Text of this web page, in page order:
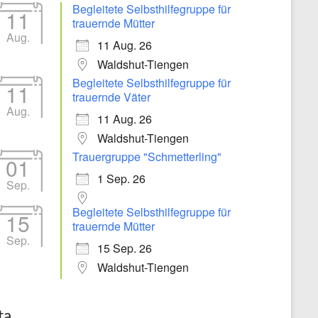
11
Aug.
Begleitete Selbsthilfegruppe für
trauernde Mütter
11 Aug. 26
Waldshut-Tiengen
11
Aug.
Begleitete Selbsthilfegruppe für
trauernde Väter
11 Aug. 26
Waldshut-Tiengen
01
Sep.
Trauergruppe "Schmetterling"
1 Sep. 26
15
Sep.
Begleitete Selbsthilfegruppe für
trauernde Mütter
15 Sep. 26
Waldshut-Tiengen